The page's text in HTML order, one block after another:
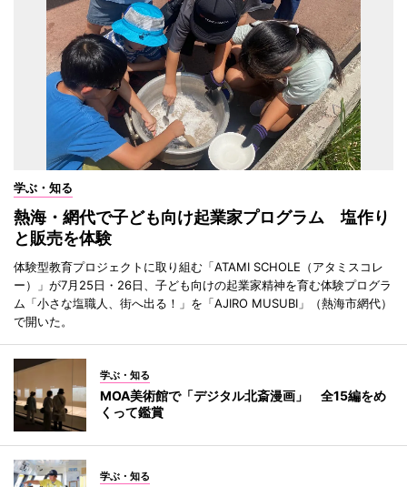
学ぶ・知る
熱海・網代で子ども向け起業家プログラム 塩作り
と販売を体験
体験型教育プロジェクトに取り組む「ATAMI SCHOLE（アタミスコレ
ー）」が7月25日・26日、子ども向けの起業家精神を育む体験プログラ
ム「小さな塩職人、街へ出る！」を「AJIRO MUSUBI」（熱海市網代）
で開いた。
学ぶ・知る
MOA美術館で「デジタル北斎漫画」 全15編をめ
くって鑑賞
学ぶ・知る